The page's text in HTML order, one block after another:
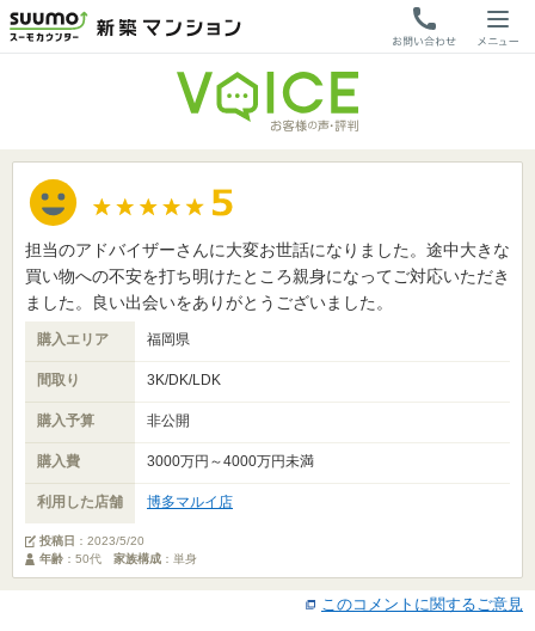
担当のアドバイザーさんに大変お世話になりました。途中大きな
買い物への不安を打ち明けたところ親身になってご対応いただき
ました。良い出会いをありがとうございました。
購入エリア 福岡県
間取り 3K/DK/LDK
購入予算 非公開
購入費 3000万円～4000万円未満
利用した店舗 博多マルイ店
投稿日 ： 2023/5/20
年齢 ：50代 家族構成 ：単身
このコメントに関するご意見